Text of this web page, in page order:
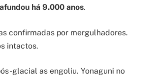
há 9.000 anos.
confirmadas por mergulhadores.
intactos.
glacial as engoliu. Yonaguni no